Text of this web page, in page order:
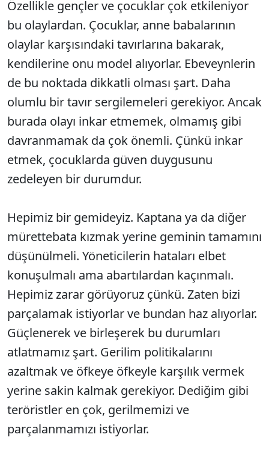
Özellikle gençler ve çocuklar çok etkileniyor
bu olaylardan. Çocuklar, anne babalarının
olaylar karşısındaki tavırlarına bakarak,
kendilerine onu model alıyorlar. Ebeveynlerin
de bu noktada dikkatli olması şart. Daha
olumlu bir tavır sergilemeleri gerekiyor. Ancak
burada olayı inkar etmemek, olmamış gibi
davranmamak da çok önemli. Çünkü inkar
etmek, çocuklarda güven duygusunu
zedeleyen bir durumdur.
Hepimiz bir gemideyiz. Kaptana ya da diğer
mürettebata kızmak yerine geminin tamamını
düşünülmeli. Yöneticilerin hataları elbet
konuşulmalı ama abartılardan kaçınmalı.
Hepimiz zarar görüyoruz çünkü. Zaten bizi
parçalamak istiyorlar ve bundan haz alıyorlar.
Güçlenerek ve birleşerek bu durumları
atlatmamız şart. Gerilim politikalarını
azaltmak ve öfkeye öfkeyle karşılık vermek
yerine sakin kalmak gerekiyor. Dediğim gibi
teröristler en çok, gerilmemizi ve
parçalanmamızı istiyorlar.